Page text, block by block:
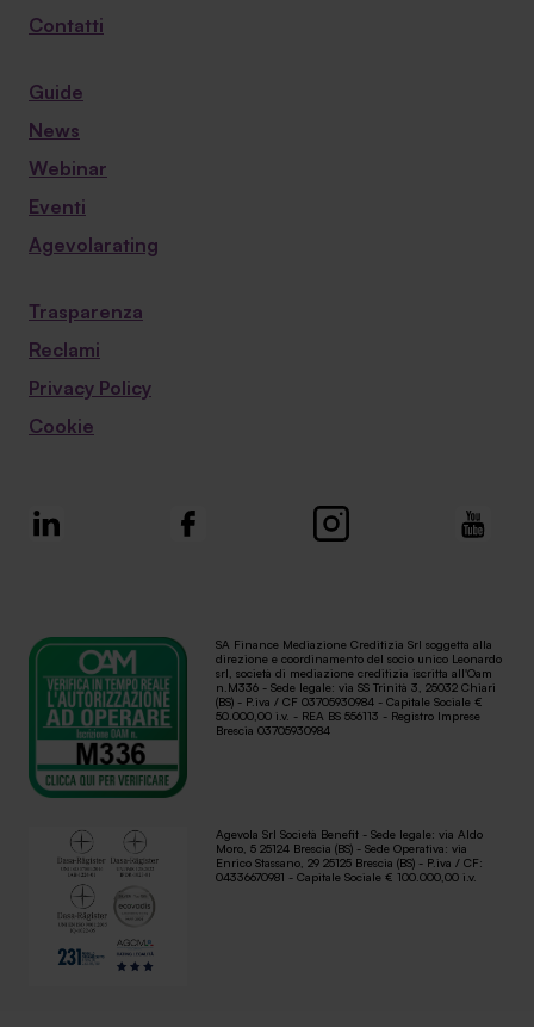
Contatti
Guide
News
Webinar
Eventi
Agevolarating
Trasparenza
Reclami
Privacy Policy
Cookie
SA Finance Mediazione Creditizia Srl soggetta alla
direzione e coordinamento del socio unico Leonardo
srl, società di mediazione creditizia iscritta all'Oam
n.M336 - Sede legale: via SS Trinità 3, 25032 Chiari
(BS) - P.iva / CF 03705930984 - Capitale Sociale €
50.000,00 i.v. - REA BS 556113 - Registro Imprese
Brescia 03705930984
Agevola Srl Società Benefit - Sede legale: via Aldo
Moro, 5 25124 Brescia (BS) - Sede Operativa: via
Enrico Stassano, 29 25125 Brescia (BS) - P.iva / CF:
04336670981 - Capitale Sociale € 100.000,00 i.v.